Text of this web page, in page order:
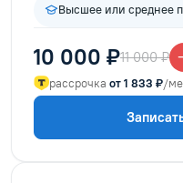
Высшее или среднее
10 000 ₽11 000 ₽
рассрочка от 1 833 ₽/